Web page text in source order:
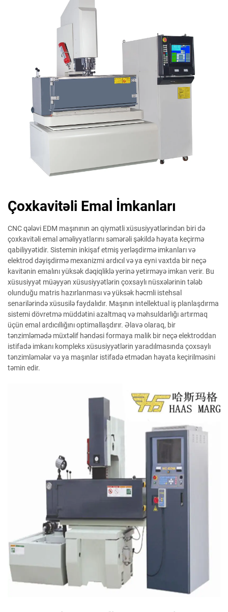
Çoxkavitəli Emal İmkanları
CNC qələvi EDM maşınının ən qiymətli xüsusiyyətlərindən biri də
çoxkavitəli emal əməliyyatlarını səmərəli şəkildə həyata keçirmə
qabiliyyətidir. Sistemin inkişaf etmiş yerləşdirmə imkanları və
elektrod dəyişdirmə mexanizmi ardıcıl və ya eyni vaxtda bir neçə
kavitənin emalını yüksək dəqiqliklə yerinə yetirməyə imkan verir. Bu
xüsusiyyət müəyyən xüsusiyyətlərin çoxsaylı nüsxələrinin tələb
olunduğu matris hazırlanması və yüksək həcmli istehsal
senarilərində xüsusilə faydalıdır. Maşının intellektual iş planlaşdırma
sistemi dövretmə müddətini azaltmaq və məhsuldarlığı artırmaq
üçün emal ardıcıllığını optimallaşdırır. Əlavə olaraq, bir
tənzimləmədə müxtəlif həndəsi formaya malik bir neçə elektroddan
istifadə imkanı kompleks xüsusiyyətlərin yaradılmasında çoxsaylı
tənzimləmələr və ya maşınlar istifadə etmədən həyata keçirilməsini
təmin edir.